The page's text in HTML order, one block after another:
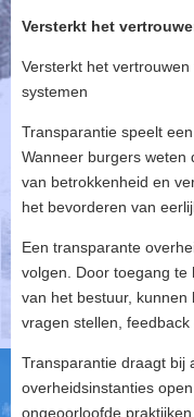
Versterkt het
Versterkt het
systemen
Transparantie speelt
Wanneer burgers
van betrokkenheid en
het bevorderen van
Een transparante
volgen. Door toegang
van het bestuur,
vragen stellen,
Transparantie draagt bij
overheidsinstanties
ongeoorloofde